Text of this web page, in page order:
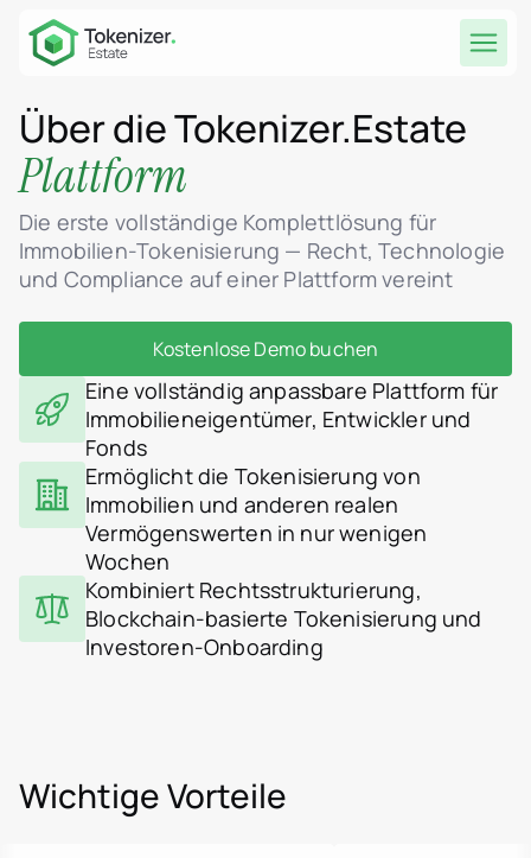
Über die Tokenizer.Estate
Plattform
Die erste vollständige Komplettlösung für
Immobilien-Tokenisierung — Recht, Technologie
und Compliance auf einer Plattform vereint
Kostenlose Demo buchen
Eine vollständig anpassbare Plattform für
Immobilieneigentümer, Entwickler und
Fonds
Ermöglicht die Tokenisierung von
Immobilien und anderen realen
Vermögenswerten in nur wenigen
Wochen
Kombiniert Rechtsstrukturierung,
Blockchain-basierte Tokenisierung und
Investoren-Onboarding
Wichtige Vorteile